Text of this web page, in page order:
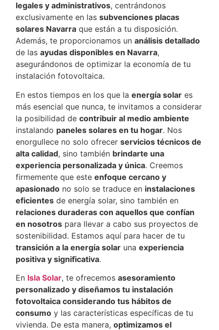
legales y administrativos, centrándonos
exclusivamente en lassubvenciones placas
solares Navarra que están a tu disposición.
Además, te proporcionamos unanálisis detallado
de lasayudas disponibles en Navarra,
asegurándonos de optimizar la economía de tu
instalación fotovoltaica.
En estos tiempos en los que laenergía solar es
más esencial que nunca, te invitamos a considerar
la posibilidad decontribuir al medio ambiente
instalando paneles solares en tu hogar. Nos
enorgullece no solo ofrecerservicios técnicos de
alta calidad, sino también brindarte una
experiencia personalizada y única. Creemos
firmemente que esteenfoque cercano y
apasionado no solo se traduce en instalaciones
eficientes de energía solar, sino también en
relaciones duraderas con aquellos que confían
en nosotros para llevar a cabo sus proyectos de
sostenibilidad. Estamos aquí para hacer de tu
transición a la energía solar unaexperiencia
positiva y significativa.
En Isla Solar, te ofrecemosasesoramiento
personalizado y diseñamos tu instalación
fotovoltaica considerando tus hábitos de
consumo y las características específicas de tu
vivienda. De esta manera,optimizamos el